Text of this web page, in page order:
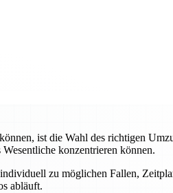
ist die Wahl des richtigen
konzentrieren können.
zu möglichen Fallen,
abläuft.